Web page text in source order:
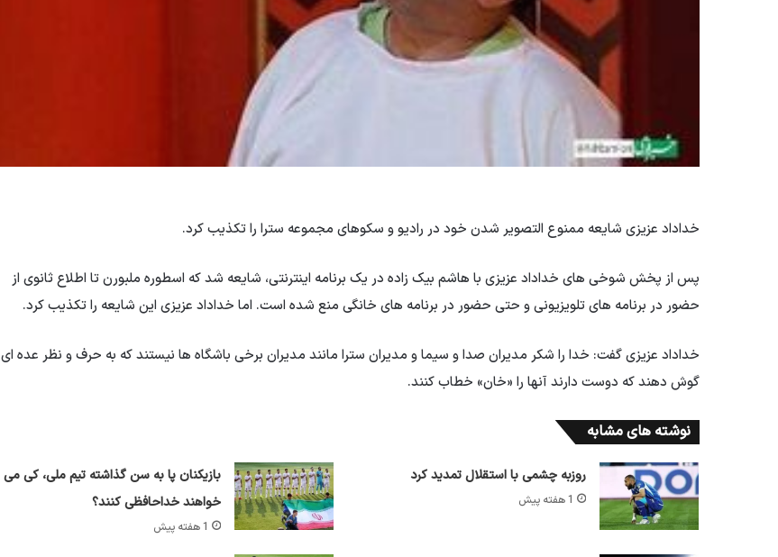
خداداد عزیزی شایعه ممنوع التصویر شدن خود در رادیو و سکوهای مجموعه سترا را تکذیب کرد.
پس از پخش شوخی های خداداد عزیزی با هاشم بیک زاده در یک برنامه اینترنتی، شایعه شد که اسطوره ملبورن تا اطلاع ثانوی از
حضور در برنامه های تلویزیونی و حتی حضور در برنامه های خانگی منع شده است. اما خداداد عزیزی این شایعه را تکذیب کرد.
خداداد عزیزی گفت: خدا را شکر مدیران صدا و سیما و مدیران سترا مانند مدیران برخی باشگاه ها نیستند که به حرف و نظر عده ای
گوش دهند که دوست دارند آنها را «خان» خطاب کنند.
نوشته های مشابه
روزبه چشمی با استقلال تمدید کرد
1 هفته پیش
بازیکنان پا به سن گذاشته تیم ملی، کی می
خواهند خداحافظی کنند؟
1 هفته پیش